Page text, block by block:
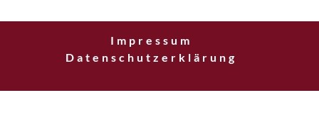
Impressum
Datenschutzerklärung